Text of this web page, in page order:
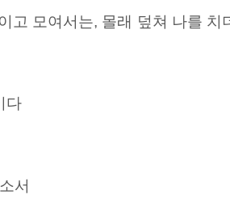
고 모여서는, 몰래 덮쳐 나를
다
서